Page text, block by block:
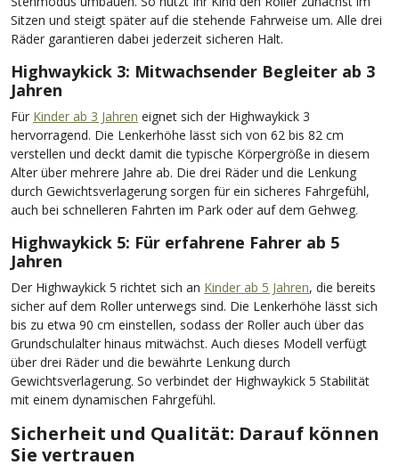
Sitzen und steigt später auf die stehende Fahrweise um. Alle drei
Räder garantieren dabei jederzeit sicheren Halt.
Highwaykick 3: Mitwachsender Begleiter ab 3
Jahren
Für Kinder ab 3 Jahren eignet sich der Highwaykick 3
hervorragend. Die Lenkerhöhe lässt sich von 62 bis 82 cm
verstellen und deckt damit die typische Körpergröße in diesem
Alter über mehrere Jahre ab. Die drei Räder und die Lenkung
durch Gewichtsverlagerung sorgen für ein sicheres Fahrgefühl,
auch bei schnelleren Fahrten im Park oder auf dem Gehweg.
Highwaykick 5: Für erfahrene Fahrer ab 5
Jahren
Der Highwaykick 5 richtet sich an Kinder ab 5 Jahren, die bereits
sicher auf dem Roller unterwegs sind. Die Lenkerhöhe lässt sich
bis zu etwa 90 cm einstellen, sodass der Roller auch über das
Grundschulalter hinaus mitwächst. Auch dieses Modell verfügt
über drei Räder und die bewährte Lenkung durch
Gewichtsverlagerung. So verbindet der Highwaykick 5 Stabilität
mit einem dynamischen Fahrgefühl.
Sicherheit und Qualität: Darauf können
Sie vertrauen